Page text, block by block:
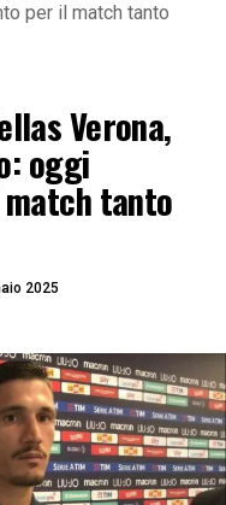
per il match tanto
Verona,
oggi
match tanto
2025